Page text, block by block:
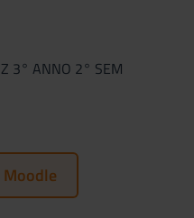
3° ANNO 2° SEM
Moodle